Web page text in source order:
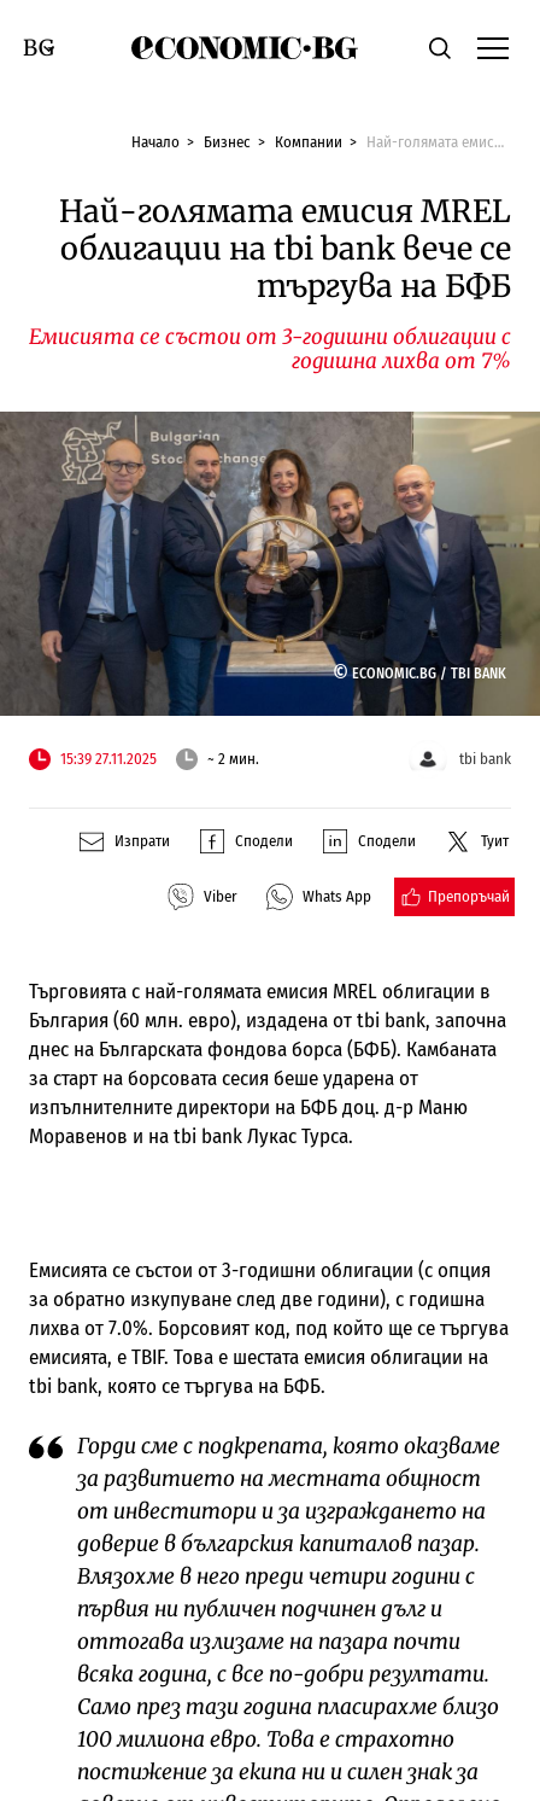
Economic.bgТърсене
Смяна на език
Начало Бизнес Компании Най-голямата емисия MREL облигации на tbi bank вече се търгува на БФБ
Най-голямата емисия MREL
облигации на tbi bank вече се
търгува на БФБ
Емисията се състои от 3-годишни облигации с
годишна лихва от 7%
©ECONOMIC.BG / TBI BANK
15:39 27.11.2025 ~ 2 мин. tbi bank
Изпрати Сподели Сподели Туит
Viber Whats App Препоръчай
Търговията с най-голямата емисия MREL облигации в
България (60 млн. евро), издадена от tbi bank, започна
днес на Българската фондова борса (БФБ). Камбаната
за старт на борсовата сесия беше ударена от
изпълнителните директори на БФБ доц. д-р Маню
Моравенов и на tbi bank Лукас Турса.
Емисията се състои от 3-годишни облигации (с опция
за обратно изкупуване след две години), с годишна
лихва от 7.0%. Борсовият код, под който ще се търгува
емисията, е TBIF. Това е шестата емисия облигации на
tbi bank, която се търгува на БФБ.
Горди сме с подкрепата, която оказваме
за развитието на местната общност
от инвеститори и за изграждането на
доверие в българския капиталов пазар.
Влязохме в него преди четири години с
първия ни публичен подчинен дълг и
оттогава излизаме на пазара почти
всяка година, с все по-добри резултати.
Само през тази година пласирахме близо
100 милиона евро. Това е страхотно
постижение за екипа ни и силен знак за